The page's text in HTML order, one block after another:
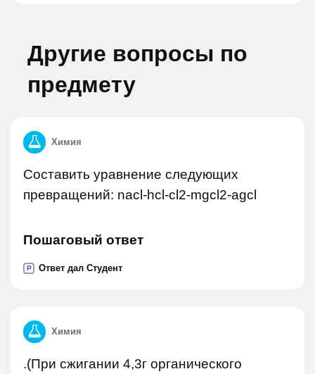
Другие вопросы по
предмету
Химия
Составить уравнение следующих
превращений: nacl-hcl-cl2-mgcl2-agcl
Пошаговый ответ
P Ответ дал Студент
Химия
.(При сжигании 4,3г органического